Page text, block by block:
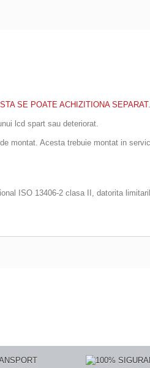
SE POATE ACHIZITIONA SEPARAT.
lcd spart sau deteriorat.
montat. Acesta trebuie montat in
ISO 13406-2 clasa II, datorita